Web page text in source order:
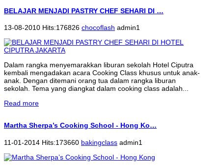
BELAJAR MENJADI PASTRY CHEF SEHARI DI …
13-08-2010 Hits:176826 chocoflash admin1
Dalam rangka menyemarakkan liburan sekolah Hotel Ciputra
kembali mengadakan acara Cooking Class khusus untuk anak-
anak. Dengan ditemani orang tua dalam rangka liburan
sekolah. Tema yang diangkat dalam cooking class adalah...
Read more
Martha Sherpa’s Cooking School - Hong Ko…
11-01-2014 Hits:173660 bakingclass admin1